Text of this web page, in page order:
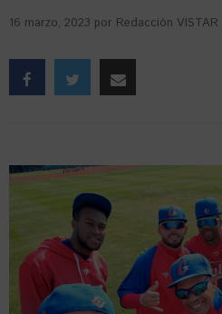
16 marzo, 2023 por Redacción VISTAR